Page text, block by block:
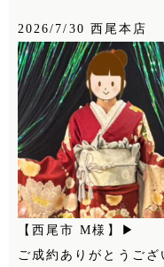
2026/7/30 西尾本店
【西尾市 M様】▶
ご成約ありがとうござ